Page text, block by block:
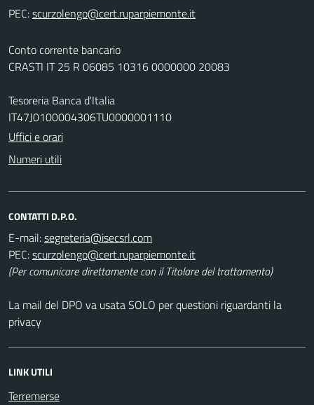
PEC:
Conto corrente bancario
CRASTI IT 25 R 06085 10316 0000000 20083
Tesoreria Banca d'Italia
IT47J0100004306TU0000001110
Uffici e orari
Numeri utili
CONTATTI D.P.O.
E-mail:
PEC:
(Per comunicare direttamente con il Titolare del trattamento)
La mail del DPO va usata SOLO per questioni riguardanti la
privacy
LINK UTILI
Terremerse